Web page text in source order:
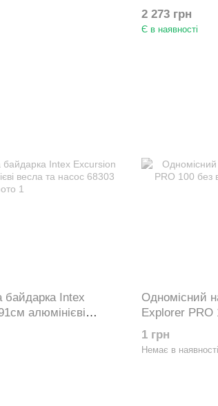
236х114х41см
2 273 грн
Є в наявності
байдарка Intex
алюмінієві
Одномісний
Explorer PRO
160х94х29см
1 грн
Немає в наявності